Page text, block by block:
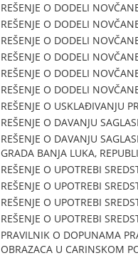
REŠENJE O DODELI
REŠENJE O DODELI
REŠENJE O DODELI
REŠENJE O DODELI
REŠENJE O DODELI
REŠENJE O DODELI
REŠENJE O USKLAĐIVANJU
REŠENJE O DAVANJU
REŠENJE O DAVANJU
GRADA BANJA LUKA,
REŠENJE O UPOTREBI
REŠENJE O UPOTREBI
REŠENJE O UPOTREBI
REŠENJE O UPOTREBI
PRAVILNIK O DOPUNAMA
OBRAZACA U CARINSKOM